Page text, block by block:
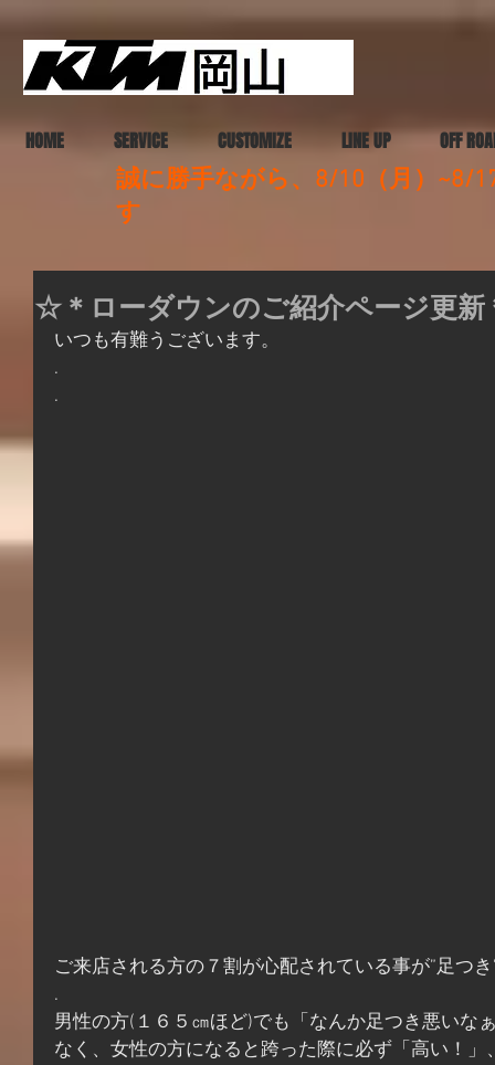
HOME SERVICE CUSTOMIZE LINE UP OFF
誠に勝手ながら、8/10（月）~8/
す
☆＊ローダウンのご紹介ページ更
いつも有難うございます。
.
.
ご来店される方の７割が心配されている事が”足つ
.
男性の方(１６５㎝ほど)でも「なんか足つき悪いな
なく、女性の方になると跨った際に必ず「高い！